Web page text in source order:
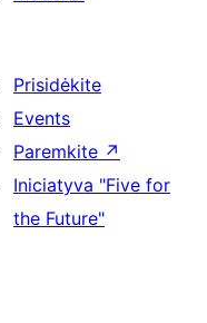
Prisidėkite
Events
Paremkite ↗
Iniciatyva "Five for
the Future"